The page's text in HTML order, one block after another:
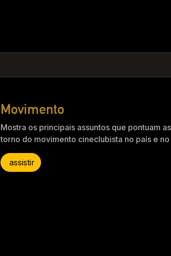
Movimento
Mostra os principais assuntos que pontuam
torno do movimento cineclubista no país e no
assistir